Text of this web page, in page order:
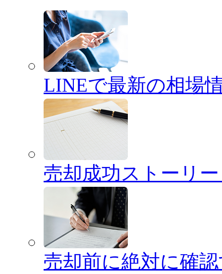
LINEで最新の相場
売却成功ストーリ
売却前に絶対に確